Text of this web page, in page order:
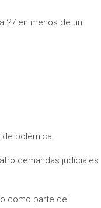
27 en menos de un
polémica.
demandas judiciales
como parte del